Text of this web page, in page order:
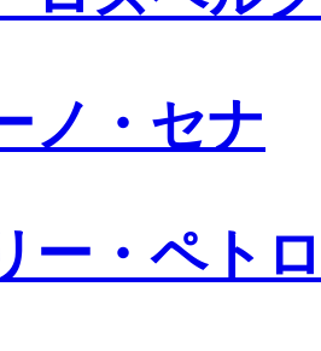
ノ・セナ
ー・ペト